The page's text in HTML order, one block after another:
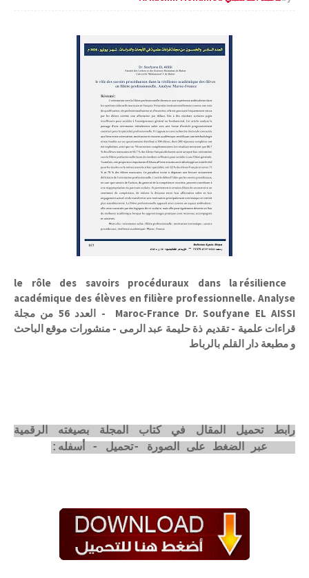
le rôle des savoirs procéduraux dans la résilience
académique des élèves en filière professionnelle. Analyse
Maroc-France Dr. Soufyane EL AISSI - العدد 56 من مجلة
قراءات علمية - تقديم ذة حليمة عبد الرمى - منشورات موقع الباحث
و مطبعة دار القلم بالرباط
رابط تحميل المقال في كتاب المجلة بصيغته الرقمية